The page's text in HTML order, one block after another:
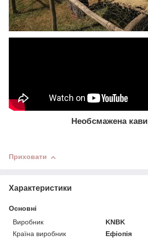
Необсмажена кави
Приховати
Характеристики
Основні
Виробник
KNBK
Країна виробник
Ефіопія